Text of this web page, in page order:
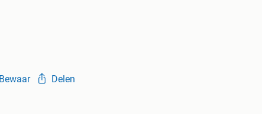
Bewaar Delen